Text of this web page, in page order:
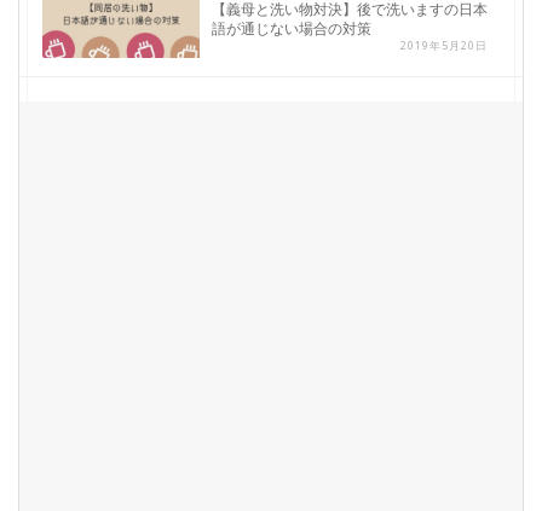
【義母と洗い物対決】後で洗いますの日本
語が通じない場合の対策
2019年5月20日